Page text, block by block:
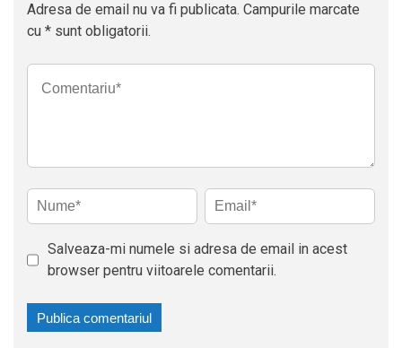
Adresa de email nu va fi publicata. Campurile marcate
cu * sunt obligatorii.
Salveaza-mi numele si adresa de email in acest
browser pentru viitoarele comentarii.